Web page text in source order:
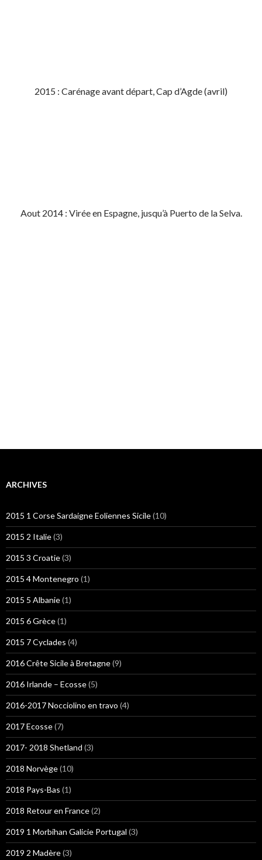
2015 : Carénage avant départ, Cap d’Agde (avril)
Aout 2014 : Virée en Espagne, jusqu’à Puerto de la Selva.
ARCHIVES
2015 1 Corse Sardaigne Eoliennes Sicile(10)
2015 2 Italie(3)
2015 3 Croatie(3)
2015 4 Montenegro (1)
2015 5 Albanie(1)
2015 6 Grèce(1)
2015 7 Cyclades (4)
2016 Crête Sicile à Bretagne(9)
2016 Irlande – Ecosse(5)
2016-2017 Nocciolino en travo (4)
2017 Ecosse(7)
2017- 2018 Shetland (3)
2018 Norvège(10)
2018 Pays-Bas (1)
2018 Retour en France(2)
2019 1 Morbihan Galicie Portugal (3)
2019 2 Madère(3)